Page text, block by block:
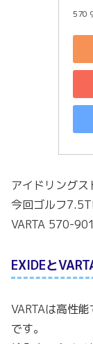
570
アイドリングス
今回ゴルフ
VARTA 570-
EXIDEと
VARTAは高性
です。